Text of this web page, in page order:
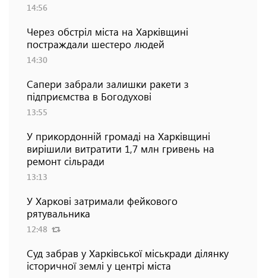
14:56
Через обстріл міста на Харківщині
постраждали шестеро людей
14:30
Сапери забрали залишки ракети з
підприємства в Богодухові
13:55
У прикордонній громаді на Харківщині
вирішили витратити 1,7 млн гривень на
ремонт сільради
13:13
У Харкові затримали фейкового
рятувальника
12:48
Суд забрав у Харківської міськради ділянку
історичної землі у центрі міста